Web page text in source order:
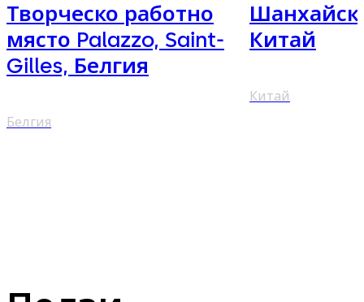
Творческо работно
място Palazzo, Saint-
Gilles, Белгия
Белгия
Китай
Китай